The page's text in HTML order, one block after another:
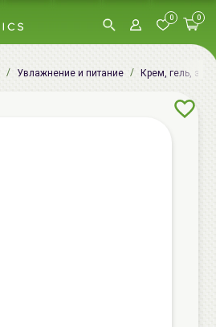
0 0
Увлажнение и питание Крем, гель,